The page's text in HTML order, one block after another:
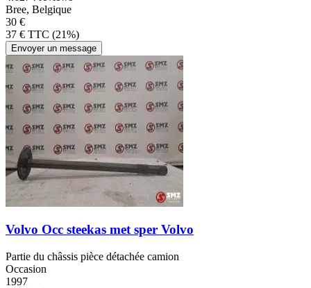
Bree, Belgique
30 €
37 € TTC (21%)
Envoyer un message
Volvo Occ steekas met sper Volvo
Partie du châssis pièce détachée camion
Occasion
1997